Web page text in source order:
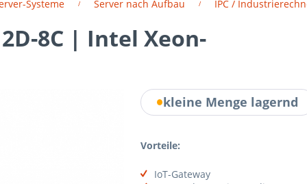
Systeme Server nach Aufbau IPC /
8C | Intel Xeon-
kleine Menge lagernd
Vorteile:
IoT-Gateway